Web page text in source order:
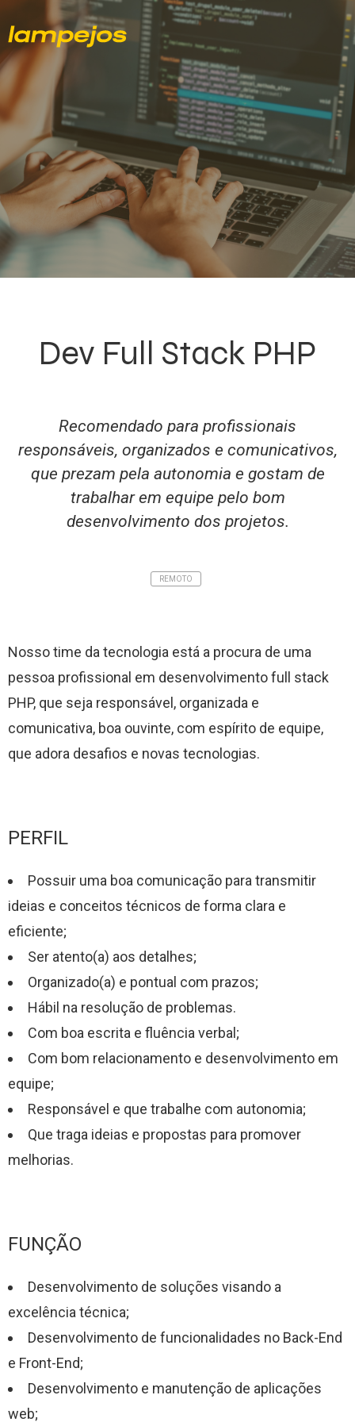
Dev Full Stack PHP
Recomendado para profissionais
responsáveis, organizados e comunicativos,
que prezam pela autonomia e gostam de
trabalhar em equipe pelo bom
desenvolvimento dos projetos.
REMOTO
Nosso time da tecnologia está a procura de uma
pessoa profissional em desenvolvimento full stack
PHP, que seja responsável, organizada e
comunicativa, boa ouvinte, com espírito de equipe,
que adora desafios e novas tecnologias.
PERFIL
Possuir uma boa comunicação para transmitir
ideias e conceitos técnicos de forma clara e
eficiente;
Ser atento(a) aos detalhes;
Organizado(a) e pontual com prazos;
Hábil na resolução de problemas.
Com boa escrita e fluência verbal;
Com bom relacionamento e desenvolvimento em
equipe;
Responsável e que trabalhe com autonomia;
Que traga ideias e propostas para promover
melhorias.
FUNÇÃO
Desenvolvimento de soluções visando a
excelência técnica;
Desenvolvimento de funcionalidades no Back-End
e Front-End;
Desenvolvimento e manutenção de aplicações
web;